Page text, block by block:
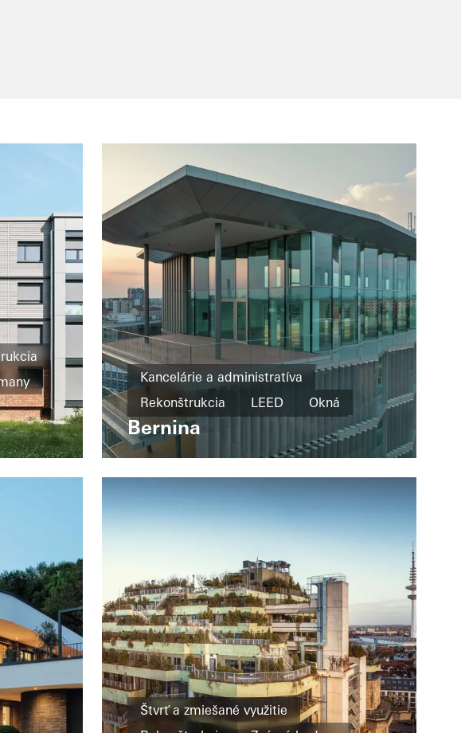
Kancelárie a administratíva
Rekonštrukcia
LEED
Okná
Fasády
Bernina
Štvrť a zmiešané využitie